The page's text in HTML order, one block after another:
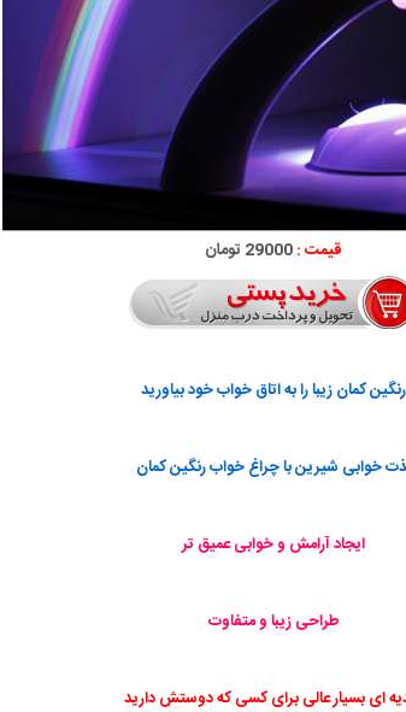
قیمت :29000 تومان
رنگین کمان زیبا را به اتاق خواب خود بیاورید
خوابی شیرین با چراغ خواب رنگین کمان
ایجاد آرامش و خوابی عمیق تر
طراحی زیبا و متفاوت
ای بسیار عالی برای کسی که دوستش دارید